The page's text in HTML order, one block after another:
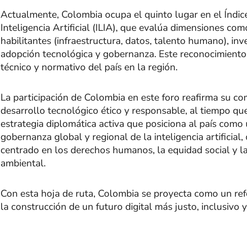
Actualmente, Colombia ocupa el quinto lugar en el
Inteligencia Artificial (ILIA), que evalúa dimensiones
habilitantes (infraestructura, datos, talento humano),
adopción tecnológica y gobernanza. Este
técnico y normativo del país en la región.
La participación de Colombia en este foro reafirma su
desarrollo tecnológico ético y responsable, al tiempo
estrategia diplomática activa que posiciona al país
gobernanza global y regional de la inteligencia artificial,
centrado en los derechos humanos, la equidad social y
ambiental.
Con esta hoja de ruta, Colombia se proyecta como un
la construcción de un futuro digital más justo, inclusivo